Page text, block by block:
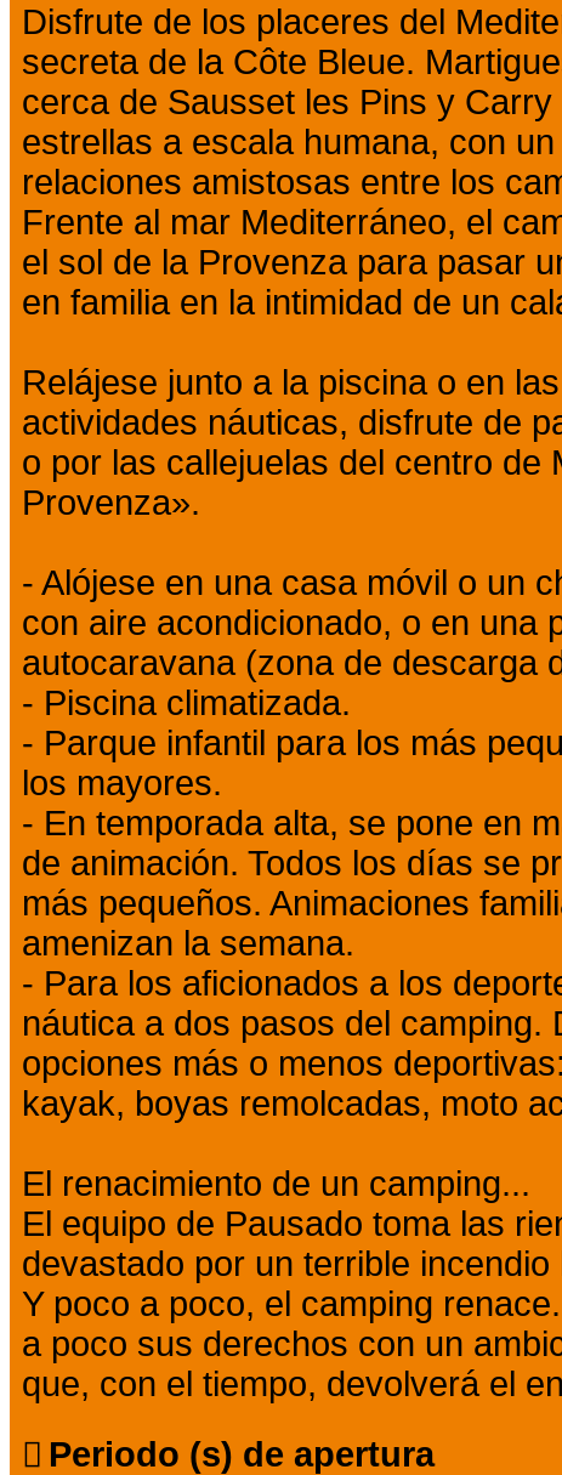
Disfrute de los placeres del
secreta de la Côte Bleue.
cerca de Sausset les Pins y
estrellas a escala humana, con
relaciones amistosas entre los
Frente al mar Mediterráneo, el
el sol de la Provenza para pasar
en familia en la intimidad de un
Relájese junto a la piscina o en
actividades náuticas, disfrute de
o por las callejuelas del centro de
Provenza».
- Alójese en una casa móvil o un
con aire acondicionado, o en una
autocaravana (zona de descarga
- Piscina climatizada.
- Parque infantil para los más
los mayores.
- En temporada alta, se pone en
de animación. Todos los días se
más pequeños. Animaciones
amenizan la semana.
- Para los aficionados a los
náutica a dos pasos del camping.
opciones más o menos
kayak, boyas remolcadas, moto
El renacimiento de un camping...
El equipo de Pausado toma las
devastado por un terrible
Y poco a poco, el camping
a poco sus derechos con un
que, con el tiempo, devolverá el
Periodo (s) de apertura